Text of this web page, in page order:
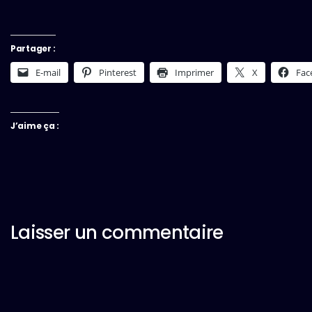
Partager :
E-mail Pinterest Imprimer X
J’aime ça :
Laisser un commentaire